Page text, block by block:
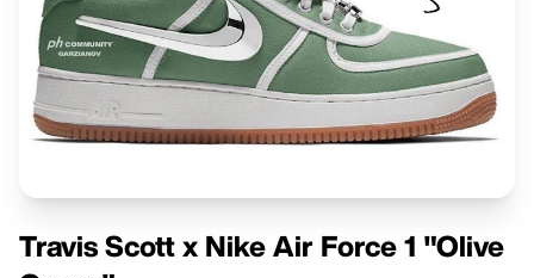
Travis Scott x Nike Air Force 1 "Olive